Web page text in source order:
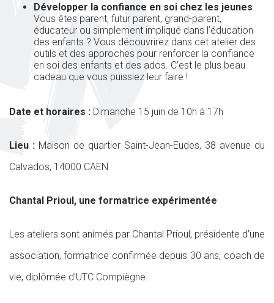
Développer la confiance en soi chez les jeunes
Vous êtes parent, futur parent, grand-parent,
éducateur ou simplement impliqué dans l’éducation
des enfants ? Vous découvrirez dans cet atelier des
outils et des approches pour renforcer la confiance
en soi des enfants et des ados. C’est le plus beau
cadeau que vous puissiez leur faire !
Date et horaires : Dimanche 15 juin de 10h à 17h
Lieu : Maison de quartier Saint-Jean-Eudes, 38 avenue du
Calvados, 14000 CAEN
Chantal Prioul, une formatrice expérimentée
Les ateliers sont animés par Chantal Prioul, présidente d’une
association, formatrice confirmée depuis 30 ans, coach de
vie, diplômée d’UTC Compiègne.